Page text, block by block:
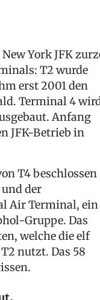
York JFK
T2 wurde
erst 2001 den
Terminal 4
Anfang
JFK-Betrieb in
T4 beschlossen
der
Air Terminal, ein
Gruppe. Das
welche die elf
nutzt. Das 58